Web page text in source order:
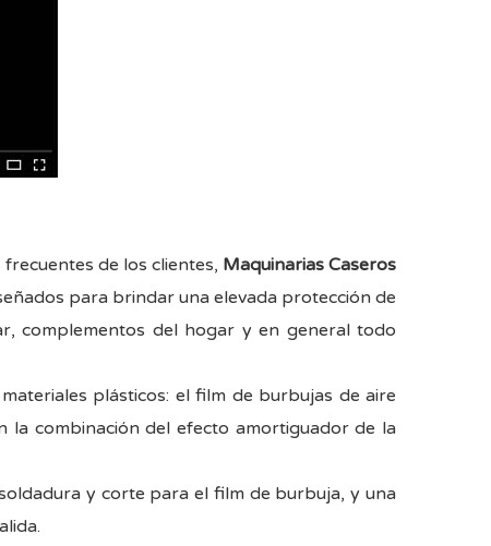
de los clientes, Maquinarias Caseros
para brindar una elevada protección de
complementos del hogar y en general todo
plásticos: el film de burbujas de aire
combinación del efecto amortiguador de la
y corte para el film de burbuja, y una